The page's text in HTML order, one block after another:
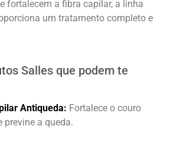
fortalecem a fibra capilar, a linha
um tratamento completo e
Salles que podem te
Antiqueda: Fortalece o couro
previne a queda.